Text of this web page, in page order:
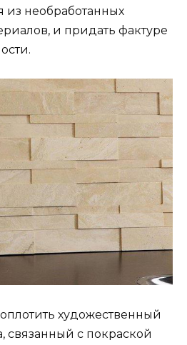
из необработанных
и придать фактуре
художественный
связанный с покраской